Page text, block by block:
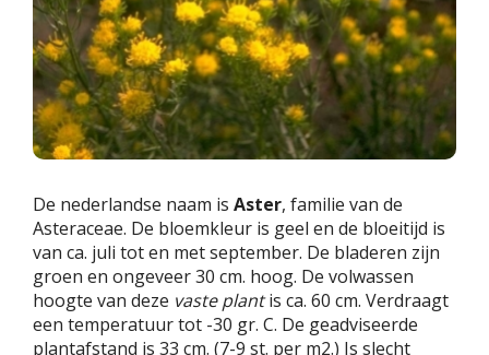
De nederlandse naam is Aster, familie van de
Asteraceae. De bloemkleur is geel en de bloeitijd is
van ca. juli tot en met september. De bladeren zijn
groen en ongeveer 30 cm. hoog. De volwassen
hoogte van deze vaste plantis ca. 60 cm. Verdraagt
een temperatuur tot -30 gr. C. De geadviseerde
plantafstand is 33 cm. (7-9 st. per m2.) Is slecht